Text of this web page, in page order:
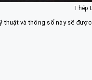
Thép
và thông số này sẽ